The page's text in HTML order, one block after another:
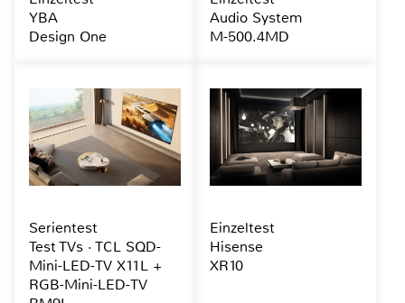
YBA
Design One
Audio System
M-500.4MD
Serientest
Test TVs · TCL SQD-
Mini-LED-TV X11L +
RGB-Mini-LED-TV
Einzeltest
Hisense
XR10